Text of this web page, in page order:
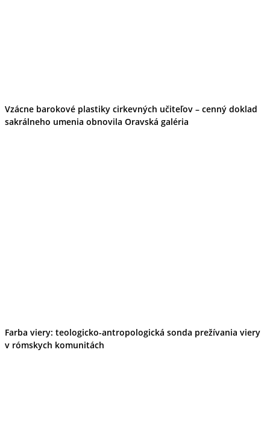
Vzácne barokové plastiky cirkevných učiteľov – cenný doklad
sakrálneho umenia obnovila Oravská galéria
Farba viery: teologicko-antropologická sonda prežívania viery
v rómskych komunitách